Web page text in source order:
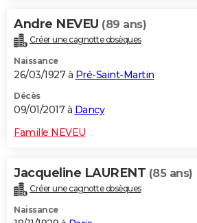
Andre NEVEU (89 ans)
Créer une cagnotte obsèques
Naissance
26/03/1927 à Pré-Saint-Martin
Décès
09/01/2017 à Dancy
Famille NEVEU
Jacqueline LAURENT (85 ans)
Créer une cagnotte obsèques
Naissance